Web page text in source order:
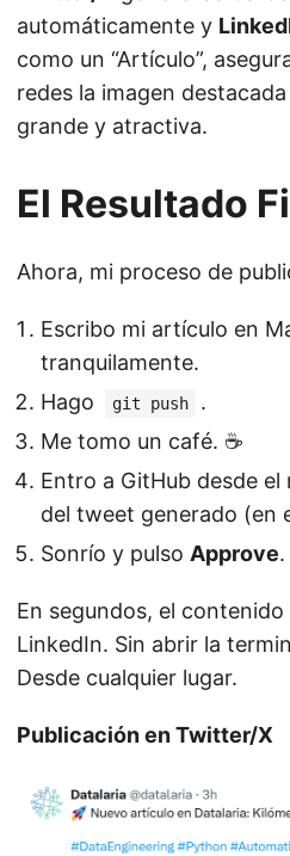
automáticamente y
como un “Artículo”,
redes la imagen
grande y atractiva.
El Resultado
Ahora, mi proceso de
Escribo mi artículo en
tranquilamente.
Hago
git push
.
Me tomo un café. ☕
Entro a GitHub desde el
del tweet generado (en
Sonrío y pulso Approve.
En segundos, el
LinkedIn. Sin abrir la
Desde cualquier lugar.
Publicación en Twitter/X